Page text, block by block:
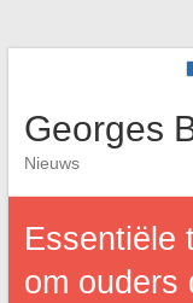
Georges
Nieuws
Essentiële
om ouders